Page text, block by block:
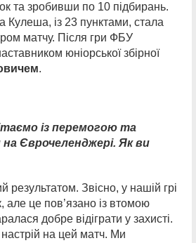
та зробивши по 10 підбирань.
Кулеша, із 23 пунктами, стала
матчу. Після гри ФБУ
юніорської збірної
.
із перемогою та
Єврочеленджері. Як ви
результатом. Звісно, у нашій грі
але це пов’язано із втомою
добре відіграти у захисті.
на цей матч. Ми